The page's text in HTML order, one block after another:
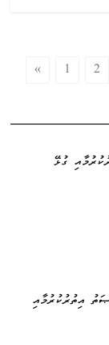
« 1 2
އިތުރުކުރުމާއި